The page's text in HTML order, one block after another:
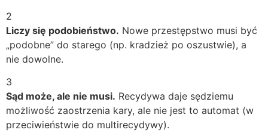
2
Liczy się podobieństwo. Nowe przestępstwo musi być
„podobne” do starego (np. kradzież po oszustwie), a
nie dowolne.
3
Sąd może, ale nie musi. Recydywa daje sędziemu
możliwość zaostrzenia kary, ale nie jest to automat (w
przeciwieństwie do multirecydywy).